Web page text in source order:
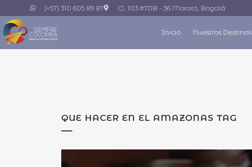
(+57) 310 605 89 87 Cl. 103 #70B - 36 Morato, Bogotá
Inicio Nuestros Destinos
QUE HACER EN EL AMAZONAS TAG